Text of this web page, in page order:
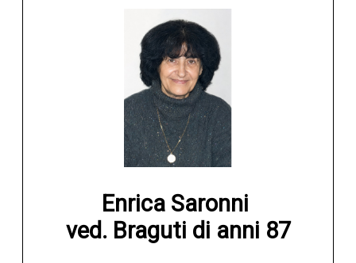
Enrica Saronni
ved. Braguti di anni 87